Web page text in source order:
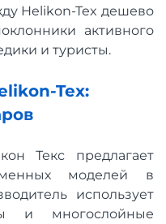
Helikon-Tex дешево
активного
и туристы.
Tex:
Текс предлагает
моделей в
использует
и многослойные